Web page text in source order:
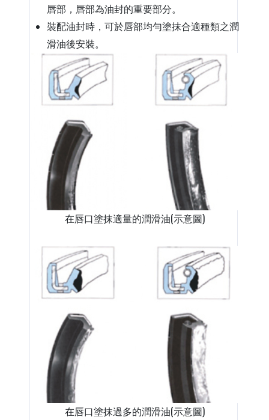
唇部，唇部為油封的重要部分。
裝配油封時，可於唇部均勻塗抹合適種類之潤
滑油後安裝。
在唇口塗抹適量的潤滑油(示意圖)
在唇口塗抹過多的潤滑油(示意圖)